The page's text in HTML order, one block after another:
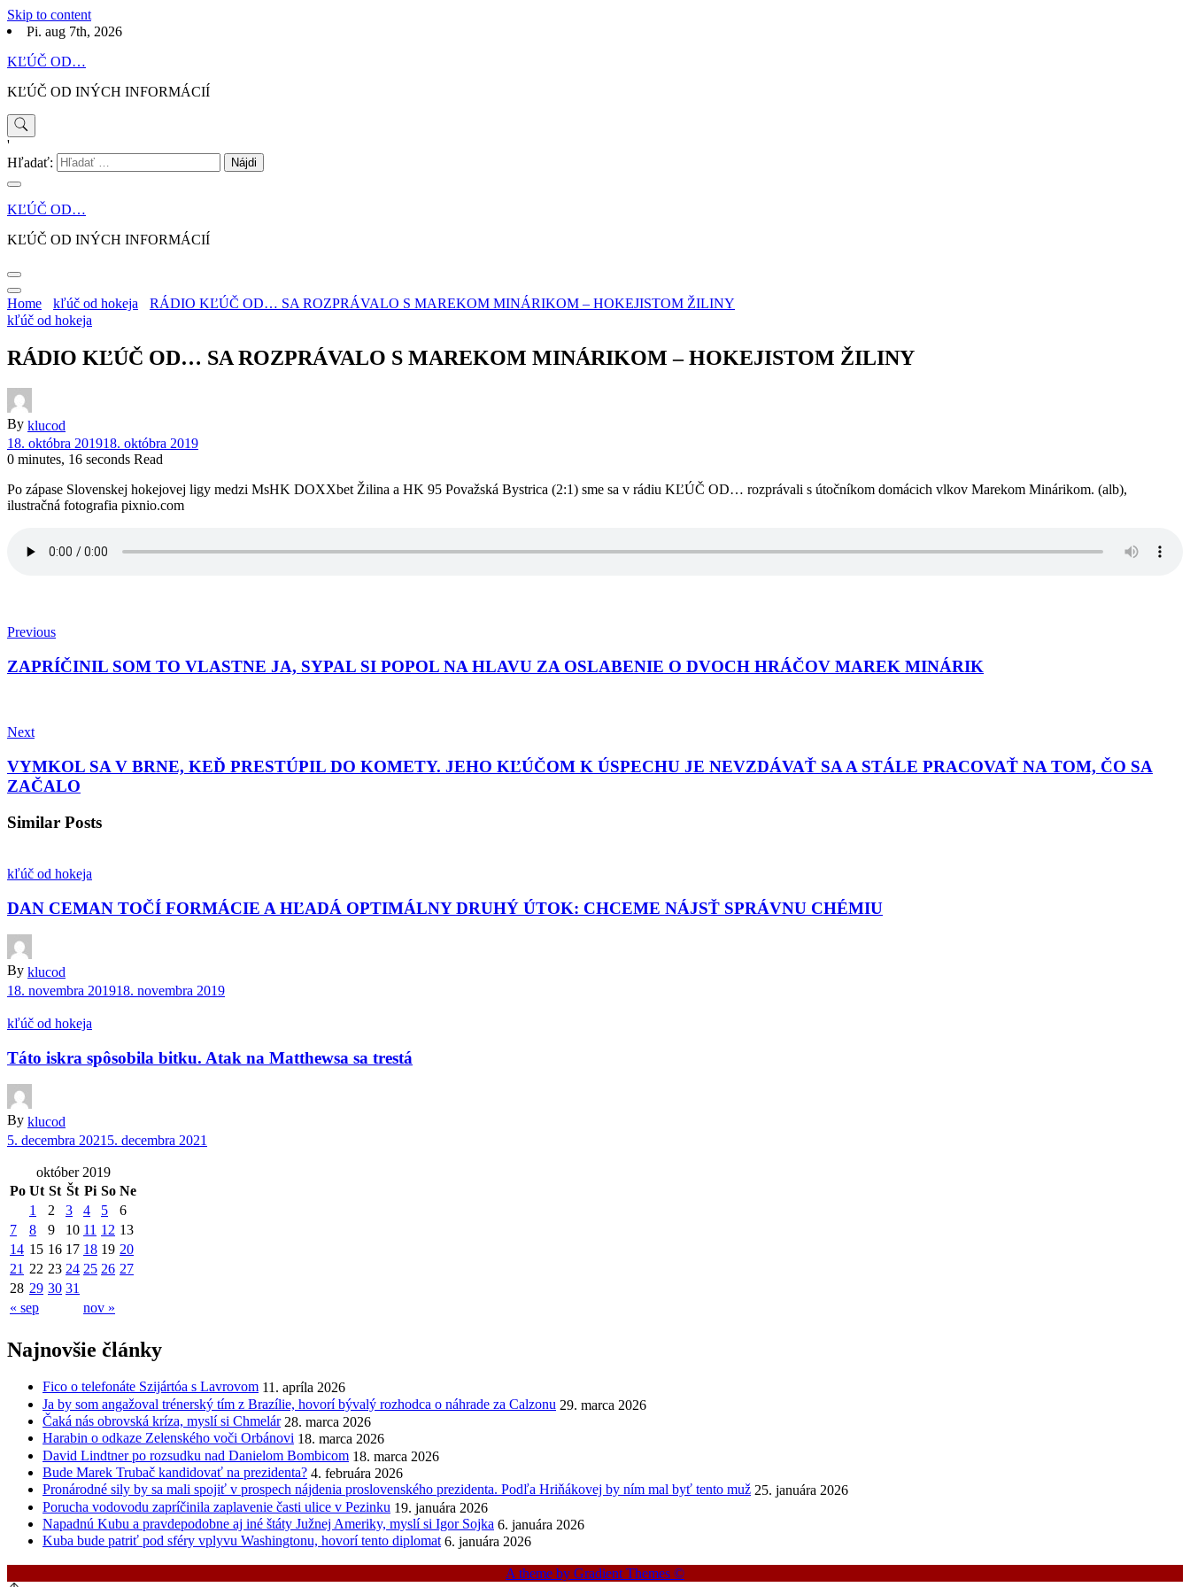
Skip to content
Pi. aug 7th, 2026
KĽÚČ OD…
KĽÚČ OD INÝCH INFORMÁCIÍ
'
Hľadať:
KĽÚČ OD…
KĽÚČ OD INÝCH INFORMÁCIÍ
Home kľúč od hokeja
RÁDIO KĽÚČ OD… SA ROZPRÁVALO S MAREKOM MINÁRIKOM – HOKEJISTOM ŽILINY
kľúč od hokeja
RÁDIO KĽÚČ OD… SA ROZPRÁVALO S MAREKOM MINÁRIKOM – HOKEJISTOM ŽILINY
By klucod
18. októbra 201918. októbra 2019
0 minutes, 16 seconds Read
Po zápase Slovenskej hokejovej ligy medzi MsHK DOXXbet Žilina a HK 95 Považská Bystrica (2:1) sme sa v rádiu KĽÚČ OD… rozprávali s útočníkom domácich vlkov Marekom Minárikom. (alb),
ilustračná fotografia pixnio.com
Previous
ZAPRÍČINIL SOM TO VLASTNE JA, SYPAL SI POPOL NA HLAVU ZA OSLABENIE O DVOCH HRÁČOV MAREK MINÁRIK
Next
VYMKOL SA V BRNE, KEĎ PRESTÚPIL DO KOMETY. JEHO KĽÚČOM K ÚSPECHU JE NEVZDÁVAŤ SA A STÁLE PRACOVAŤ NA TOM, ČO SA
ZAČALO
Similar Posts
kľúč od hokeja
DAN CEMAN TOČÍ FORMÁCIE A HĽADÁ OPTIMÁLNY DRUHÝ ÚTOK: CHCEME NÁJSŤ SPRÁVNU CHÉMIU
By klucod
18. novembra 201918. novembra 2019
kľúč od hokeja
Táto iskra spôsobila bitku. Atak na Matthewsa sa trestá
By klucod
5. decembra 2021 5. decembra 2021
október 2019
Po Ut St Št Pi So Ne
« sep nov »
1 2 3 4 5
6
7
8 9 10 11 12 13
14 15 16 17 18 19 20
21 22 23 24 25 26 27
28 29 30 31
Najnovšie články
Fico o telefonáte Szijártóa s Lavrovom 11. apríla 2026
Ja by som angažoval trénerský tím z Brazílie, hovorí bývalý rozhodca o náhrade za Calzonu 29. marca 2026
Čaká nás obrovská kríza, myslí si Chmelár 28. marca 2026
Harabin o odkaze Zelenského voči Orbánovi 18. marca 2026
David Lindtner po rozsudku nad Danielom Bombicom 18. marca 2026
Bude Marek Trubač kandidovať na prezidenta? 4. februára 2026
Pronárodné sily by sa mali spojiť v prospech nájdenia proslovenského prezidenta. Podľa Hriňákovej by ním mal byť tento muž 25. januára 2026
Porucha vodovodu zapríčinila zaplavenie časti ulice v Pezinku 19. januára 2026
Napadnú Kubu a pravdepodobne aj iné štáty Južnej Ameriky, myslí si Igor Sojka 6. januára 2026
Kuba bude patriť pod sféry vplyvu Washingtonu, hovorí tento diplomat 6. januára 2026
A theme by Gradient Themes ©